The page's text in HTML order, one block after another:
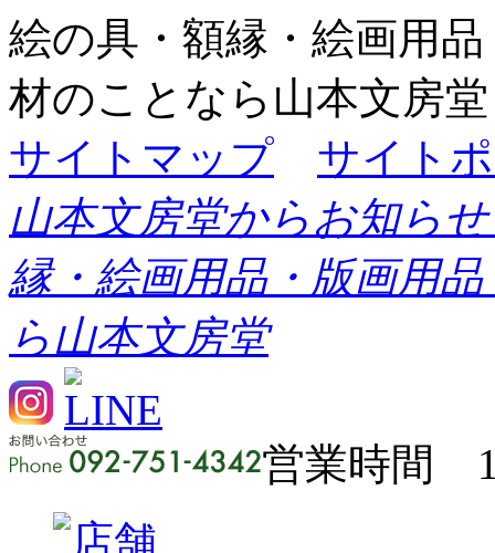
絵の具・額縁・絵画用
材のことなら山本文房堂
サイトマップ
サイト
山本文房堂からお知ら
縁・絵画用品・版画用
ら山本文房堂
営業時間